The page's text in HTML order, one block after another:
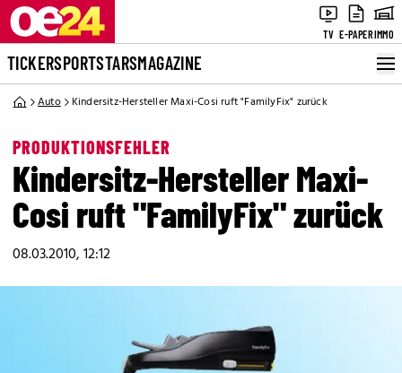
TV E-PAPERIMMO
TICKERSPORTSTARSMAGAZINE
Auto Kindersitz-Hersteller Maxi-Cosi ruft "FamilyFix" zurück
PRODUKTIONSFEHLER
Kindersitz-Hersteller Maxi-
Cosi ruft "FamilyFix" zurück
08.03.2010, 12:12